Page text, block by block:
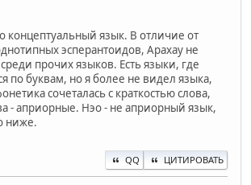
концептуальный язык. В отличие от
эсперантоидов, Арахау не
прочих языков. Есть языки, где
по буквам, но я более не видел языка,
сочеталась с краткостью слова,
- априорные. Нэо - не априорный язык,
ниже.
QQ ЦИТИРОВАТЬ